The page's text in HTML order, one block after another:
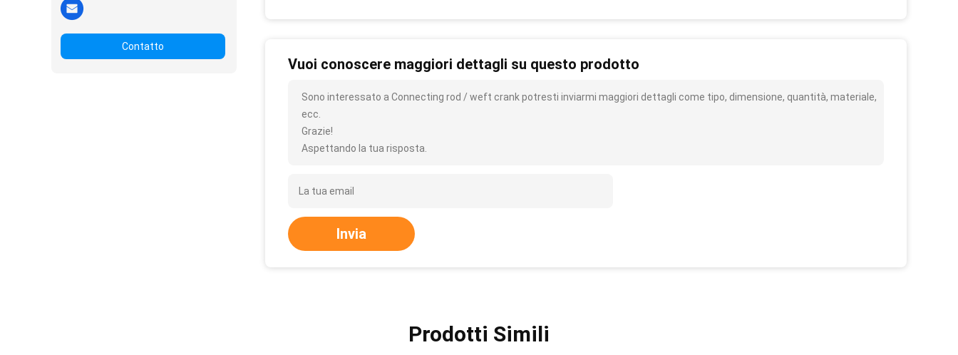
Contatto
Vuoi conoscere maggiori dettagli su questo prodotto
Sono interessato a Connecting rod / weft crank potresti inviarmi maggiori dettagli come tipo, dimensione, quantità, materiale,
ecc.
Grazie!
Aspettando la tua risposta.
Invia
Prodotti Simili